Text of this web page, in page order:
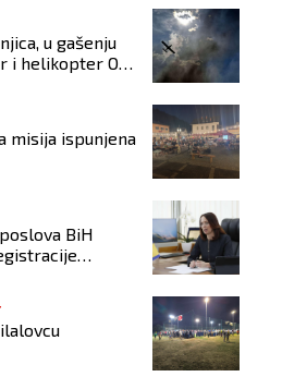
u gašenju
i helikopter OS-
misija ispunjena
BiH